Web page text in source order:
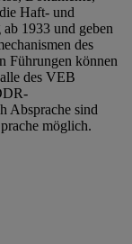
Haft- und
1933 und geben
des
Führungen können
des VEB
Absprache sind
möglich.